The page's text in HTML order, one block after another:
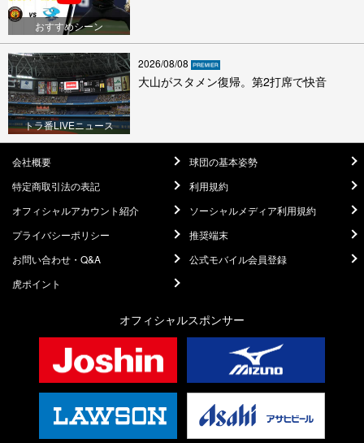
おすすめシーン
トラ番LIVEニュース
2026/08/08
大山がスタメン復帰。第2打席で快音
会社概要
球団の基本姿勢
特定商取引法の表記
利用規約
オフィシャルアカウント紹介
ソーシャルメディア利用規約
プライバシーポリシー
推奨端末
お問い合わせ・Q&A
公式モバイル会員登録
虎ポイント
オフィシャルスポンサー